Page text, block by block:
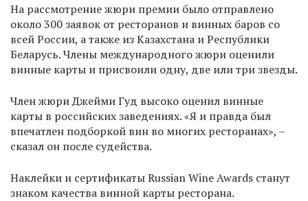
На рассмотрение жюри премии было отправлено
около 300 заявок от ресторанов и винных баров со
всей России, а также из Казахстана и Республики
Беларусь. Члены международного жюри оценили
винные карты и присвоили одну, две или три звезды.
Член жюри Джейми Гуд высоко оценил винные
карты в российских заведениях. «Я и правда был
впечатлен подборкой вин во многих ресторанах», –
сказал он после судейства.
Наклейки и сертификаты Russian Wine Awards станут
знаком качества винной карты ресторана.